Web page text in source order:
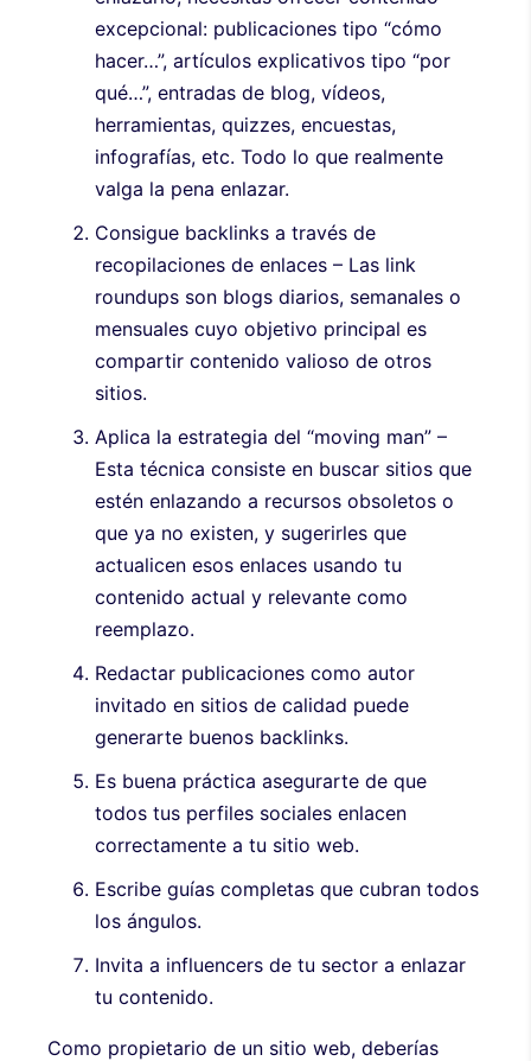
excepcional: publicaciones tipo “cómo
hacer…”, artículos explicativos tipo “por
qué…”, entradas de blog, vídeos,
herramientas, quizzes, encuestas,
infografías, etc. Todo lo que realmente
valga la pena enlazar.
Consigue backlinks a través de
recopilaciones de enlaces – Las link
roundups son blogs diarios, semanales o
mensuales cuyo objetivo principal es
compartir contenido valioso de otros
sitios.
Aplica la estrategia del “moving man” –
Esta técnica consiste en buscar sitios que
estén enlazando a recursos obsoletos o
que ya no existen, y sugerirles que
actualicen esos enlaces usando tu
contenido actual y relevante como
reemplazo.
Redactar publicaciones como autor
invitado en sitios de calidad puede
generarte buenos backlinks.
Es buena práctica asegurarte de que
todos tus perfiles sociales enlacen
correctamente a tu sitio web.
Escribe guías completas que cubran todos
los ángulos.
Invita a influencers de tu sector a enlazar
tu contenido.
Como propietario de un sitio web, deberías